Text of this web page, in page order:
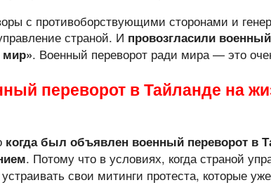
с противоборствующими сторонами и
страной. И провозгласили
мир». Военный переворот ради мира — это
переворот в Тайланде на
когда был объявлен военный переворот в
. Потому что в условиях, когда страной
свои митинги протеста, которые